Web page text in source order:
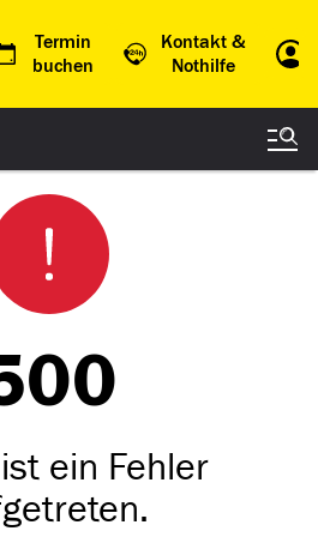
Termin
buchen
Kontakt &
Nothilfe
ein Fehler